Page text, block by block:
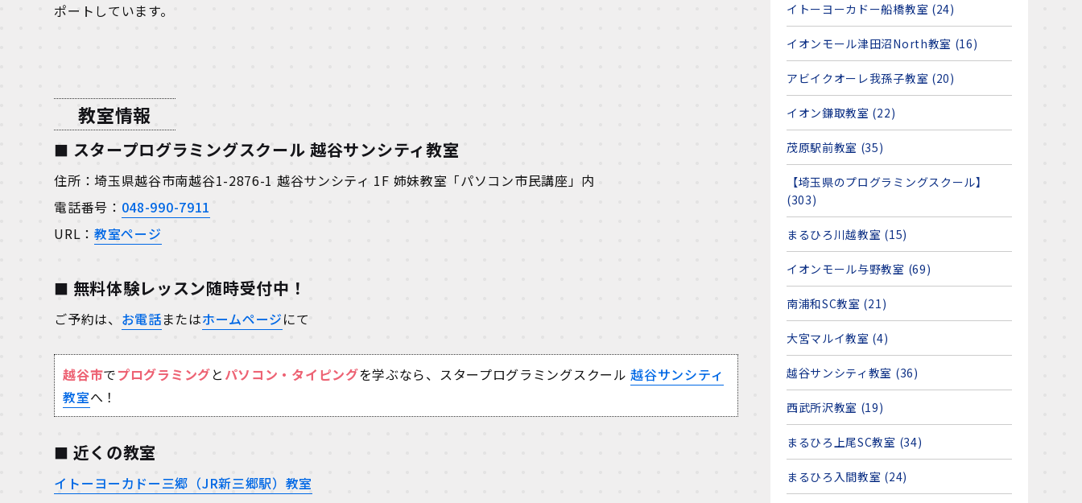
ポートしています。
教室情報
スタープログラミングスクール 越谷サンシティ教室
住所：埼玉県越谷市南越谷1-2876-1 越谷サンシティ 1F 姉妹教室「パソコン市民講座」内
電話番号： 048-990-7911
URL： 教室ページ
無料体験レッスン随時受付中！
ご予約は、 お電話またはホームページにて
越谷市でプログラミングと パソコン・タイピングを学ぶなら、スタープログラミングスクール越谷サンシティ
教室へ！
近くの教室
イトーヨーカドー三郷（JR新三郷駅）教室
イトーヨーカドー船橋教室 (24)
イオンモール津田沼North教室 (16)
アビイクオーレ我孫子教室 (20)
イオン鎌取教室 (22)
茂原駅前教室 (35)
【埼玉県のプログラミングスクール】
(303)
まるひろ川越教室 (15)
イオンモール与野教室 (69)
南浦和SC教室 (21)
大宮マルイ教室 (4)
越谷サンシティ教室 (36)
西武所沢教室 (19)
まるひろ上尾SC教室 (34)
まるひろ入間教室 (24)